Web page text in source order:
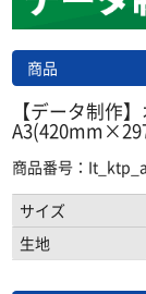
商品
【データ制作
商品番号：
サイズ
生地